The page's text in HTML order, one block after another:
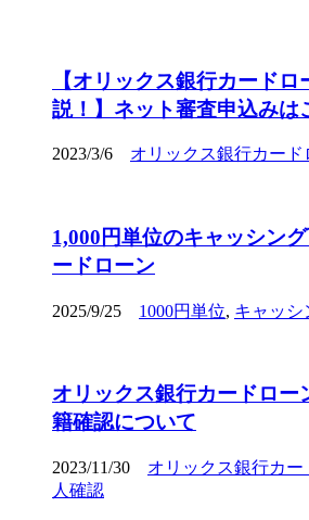
【オリックス銀行カード
説！】ネット審査申込みは
2023/3/6 オリックス銀行カード
1,000円単位のキャッシン
ードローン
2025/9/25 1000円単位, キャッシ
オリックス銀行カードロー
籍確認について
2023/11/30 オリックス銀行カー
人確認